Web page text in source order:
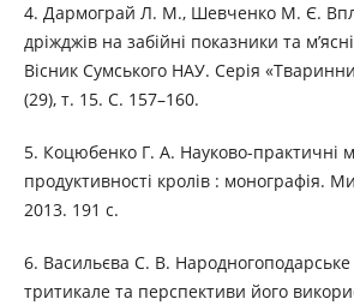
4. Дармограй Л. М., Шевченко М. Є.
дріжджів на забійні показники та
Вісник Сумського НАУ. Серія
(29), т. 15. С. 157–160.
5. Коцюбенко Г. А. Науково-практичні
продуктивності кролів : монографія.
2013. 191 с.
6. Васильєва С. В.
тритикале та перспективи його